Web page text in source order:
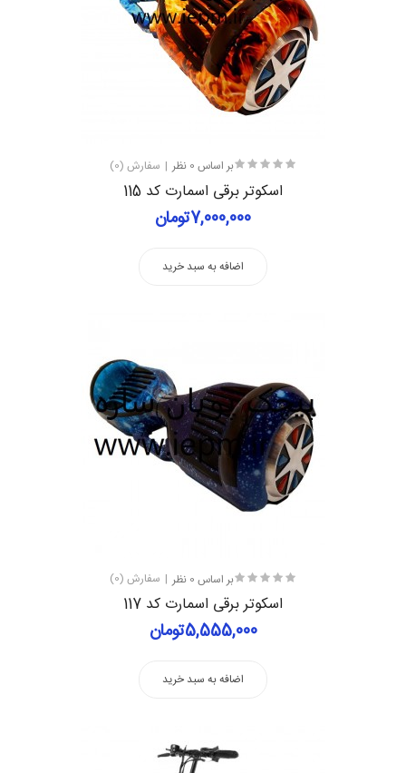
بر اساس 0 نظر سفارش (0)
اسکوتر برقی اسمارت کد 115
7,000,000تومان
اضافه به سبد خرید
بر اساس 0 نظر سفارش (0)
اسکوتر برقی اسمارت کد 117
5,555,000تومان
اضافه به سبد خرید